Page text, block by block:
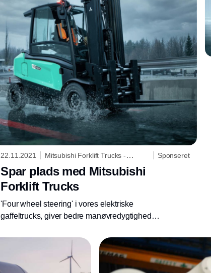
22.11.2021
Mitsubishi Forklift Trucks -
Sponseret
Spar plads med Mitsubishi
Forklift Trucks
'Four wheel steering' i vores elektriske
gaffeltrucks, giver bedre manøvredygtighed